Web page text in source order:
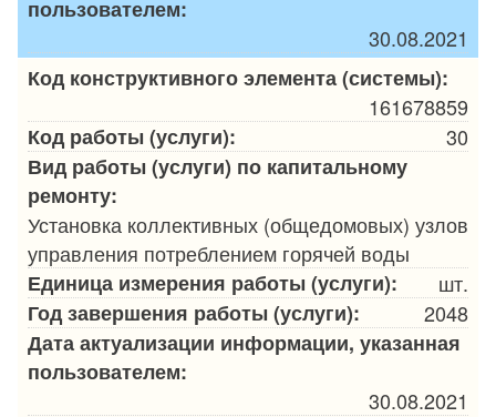
пользователем:
30.08.2021
Код конструктивного элемента (системы):
161678859
Код работы (услуги):
30
Вид работы (услуги) по капитальному
ремонту:
Установка коллективных (общедомовых) узлов
управления потреблением горячей воды
Единица измерения работы (услуги):
шт.
Год завершения работы (услуги):
2048
Дата актуализации информации, указанная
пользователем:
30.08.2021